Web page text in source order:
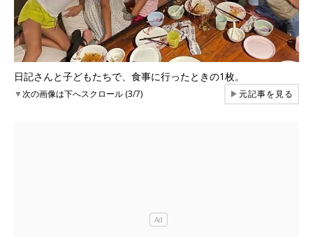
日記さんと子どもたちで、食事に行ったときの1枚。
▼次の画像は下へスクロール (3/7) ▶元記事を見る